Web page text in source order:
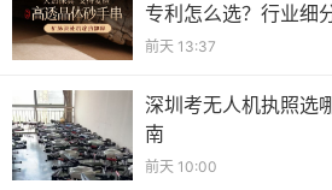
专利怎么选？行业细
前天 13:37
深圳考无人机执照选
南
前天 10:00